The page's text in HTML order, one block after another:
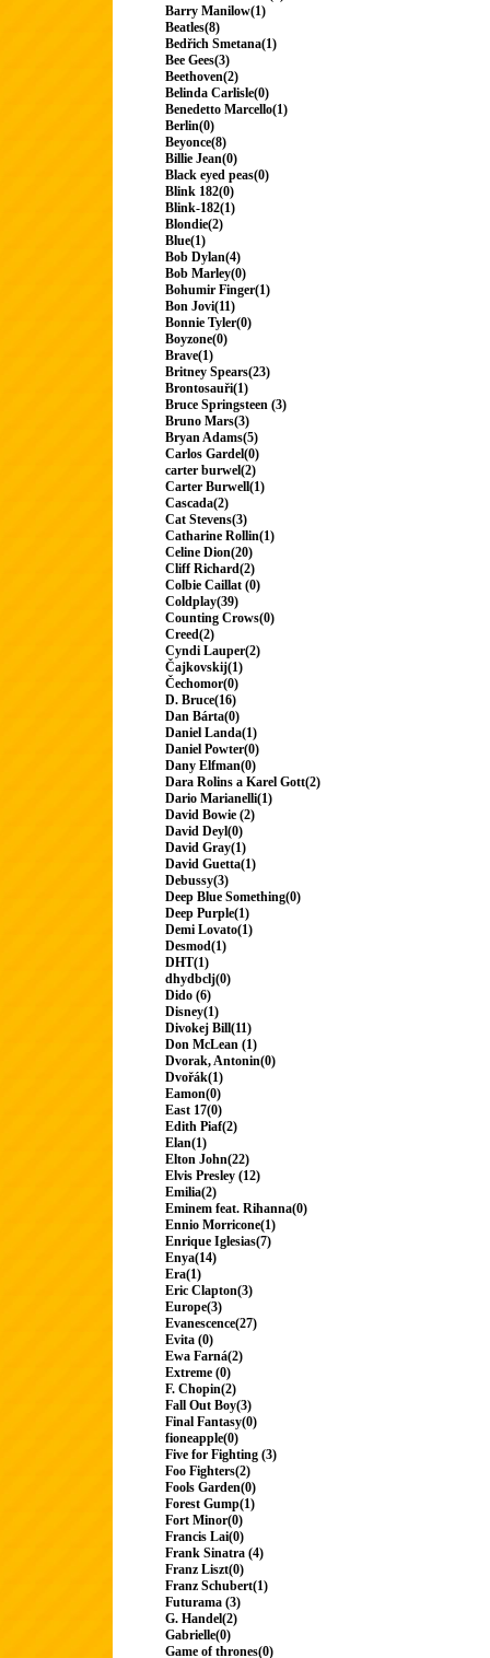
Barry Manilow(1)
Beatles(8)
Bedřich Smetana(1)
Bee Gees(3)
Beethoven(2)
Belinda Carlisle(0)
Benedetto Marcello(1)
Berlin(0)
Beyonce(8)
Billie Jean(0)
Black eyed peas(0)
Blink 182(0)
Blink-182(1)
Blondie(2)
Blue(1)
Bob Dylan(4)
Bob Marley(0)
Bohumir Finger(1)
Bon Jovi(11)
Bonnie Tyler(0)
Boyzone(0)
Brave(1)
Britney Spears(23)
Brontosauři(1)
Bruce Springsteen (3)
Bruno Mars(3)
Bryan Adams(5)
Carlos Gardel(0)
carter burwel(2)
Carter Burwell(1)
Cascada(2)
Cat Stevens(3)
Catharine Rollin(1)
Celine Dion(20)
Cliff Richard(2)
Colbie Caillat (0)
Coldplay(39)
Counting Crows(0)
Creed(2)
Cyndi Lauper(2)
Čajkovskij(1)
Čechomor(0)
D. Bruce(16)
Dan Bárta(0)
Daniel Landa(1)
Daniel Powter(0)
Dany Elfman(0)
Dara Rolins a Karel Gott(2)
Dario Marianelli(1)
David Bowie (2)
David Deyl(0)
David Gray(1)
David Guetta(1)
Debussy(3)
Deep Blue Something(0)
Deep Purple(1)
Demi Lovato(1)
Desmod(1)
DHT(1)
dhydbclj(0)
Dido (6)
Disney(1)
Divokej Bill(11)
Don McLean (1)
Dvorak, Antonin(0)
Dvořák(1)
Eamon(0)
East 17(0)
Edith Piaf(2)
Elan(1)
Elton John(22)
Elvis Presley (12)
Emilia(2)
Eminem feat. Rihanna(0)
Ennio Morricone(1)
Enrique Iglesias(7)
Enya(14)
Era(1)
Eric Clapton(3)
Europe(3)
Evanescence(27)
Evita (0)
Ewa Farná(2)
Extreme (0)
F. Chopin(2)
Fall Out Boy(3)
Final Fantasy(0)
fioneapple(0)
Five for Fighting (3)
Foo Fighters(2)
Fools Garden(0)
Forest Gump(1)
Fort Minor(0)
Francis Lai(0)
Frank Sinatra (4)
Franz Liszt(0)
Franz Schubert(1)
Futurama (3)
G. Handel(2)
Gabrielle(0)
Game of thrones(0)